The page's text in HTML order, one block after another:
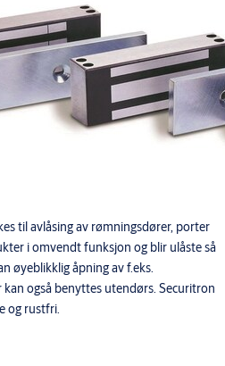
til avlåsing av rømningsdører, porter
i omvendt funksjon og blir ulåste så
øyeblikklig åpning av f.eks.
også benyttes utendørs. Securitron
og rustfri.